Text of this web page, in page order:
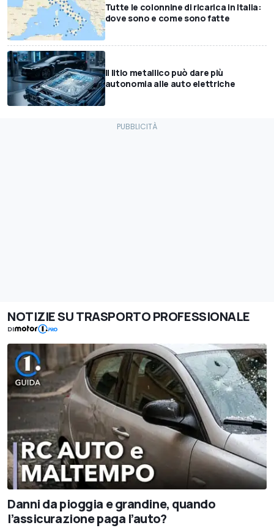
Tutte le colonnine di ricarica in Italia:
dove sono e come sono fatte
Il litio metallico può dare più
autonomia alle auto elettriche
NOTIZIE SU TRASPORTO PROFESSIONALE
DI
Danni da pioggia e grandine, quando
l’assicurazione paga l’auto?